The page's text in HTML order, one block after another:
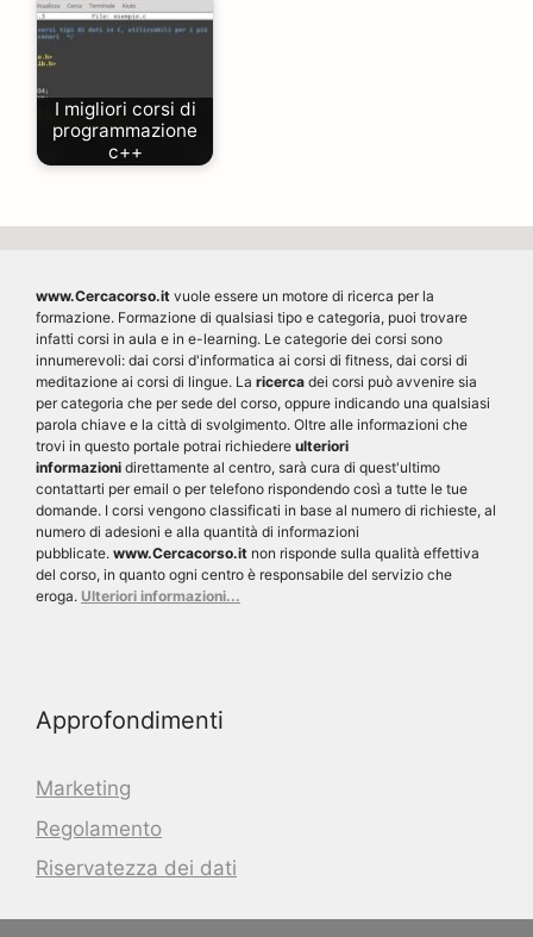
I migliori corsi di
programmazione
c++
www.Cercacorso.it vuole essere un motore di ricerca per la
formazione. Formazione di qualsiasi tipo e categoria, puoi trovare
infatti corsi in aula e in e-learning. Le categorie dei corsi sono
innumerevoli: dai corsi d'informatica ai corsi di fitness, dai corsi di
meditazione ai corsi di lingue. La ricerca dei corsi può avvenire sia
per categoria che per sede del corso, oppure indicando una qualsiasi
parola chiave e la città di svolgimento. Oltre alle informazioni che
trovi in questo portale potrai richiedere ulteriori
informazioni direttamente al centro, sarà cura di quest'ultimo
contattarti per email o per telefono rispondendo così a tutte le tue
domande. I corsi vengono classificati in base al numero di richieste, al
numero di adesioni e alla quantità di informazioni
pubblicate. www.Cercacorso.it non risponde sulla qualità effettiva
del corso, in quanto ogni centro è responsabile del servizio che
eroga. Ulteriori informazioni...
Approfondimenti
Marketing
Regolamento
Riservatezza dei dati